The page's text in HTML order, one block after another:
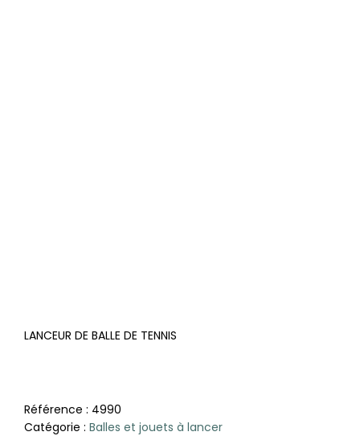
LANCEUR DE BALLE DE TENNIS
Référence : 4990
Catégorie : Balles et jouets à lancer